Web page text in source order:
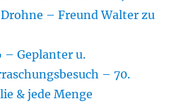
– Freund Walter zu
– Geplanter u.
– 70.
& jede Menge